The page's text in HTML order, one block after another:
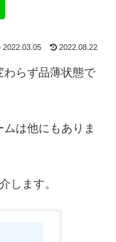
2022.03.05 2022.08.22
わらず品薄状態で
は他にもありま
します。